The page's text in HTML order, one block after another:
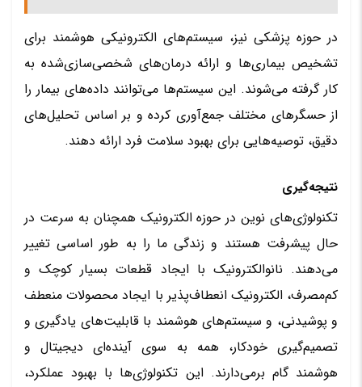
در حوزه پزشکی نیز، سیستم‌های الکترونیکی هوشمند برای
تشخیص بیماری‌ها و ارائه درمان‌های شخصی‌سازی‌شده به
کار گرفته می‌شوند. این سیستم‌ها می‌توانند داده‌های بیمار را
از حسگرهای مختلف جمع‌آوری کرده و بر اساس تحلیل‌های
دقیق، توصیه‌هایی برای بهبود سلامت فرد ارائه دهند.
نتیجه‌گیری
تکنولوژی‌های نوین در حوزه الکترونیک همچنان به سرعت در
حال پیشرفت هستند و زندگی ما را به طور اساسی تغییر
می‌دهند. نانوالکترونیک با ایجاد قطعات بسیار کوچک و
کم‌مصرف، الکترونیک انعطاف‌پذیر با ایجاد محصولات منعطف
و پوشیدنی، و سیستم‌های هوشمند با قابلیت‌های یادگیری و
تصمیم‌گیری خودکار، همه به سوی آینده‌ای دیجیتال و
هوشمند گام برمی‌دارند. این تکنولوژی‌ها با بهبود عملکرد،